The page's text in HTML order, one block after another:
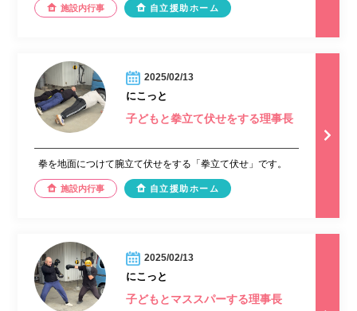
施設内行事 自立援助ホーム
2025/02/13
にこっと
子どもと拳立て伏せをする理事長
拳を地面につけて腕立て伏せをする「拳立て伏せ」です。
施設内行事 自立援助ホーム
2025/02/13
にこっと
子どもとマススパーする理事長